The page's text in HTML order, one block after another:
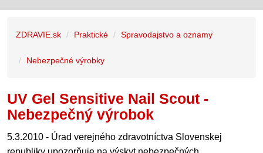
ZDRAVIE.sk Praktické Spravodajstvo a oznamy
Nebezpečné výrobky
UV Gel Sensitive Nail Scout -
Nebezpečný výrobok
5.3.2010 - Úrad verejného zdravotníctva Slovenskej